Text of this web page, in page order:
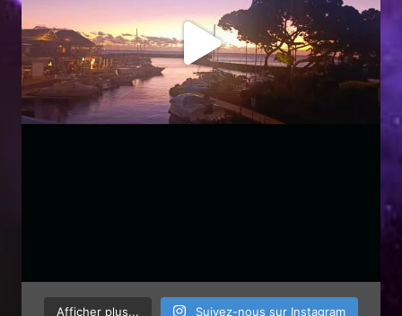
Afficher plus... Suivez-nous sur Instagram